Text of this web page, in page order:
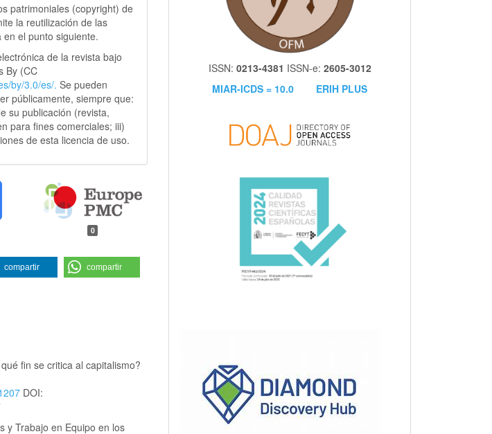
patrimoniales (copyright) de
la reutilización de las
el punto siguiente.
de la revista bajo
By (CC
by/3.0/es/.Se pueden
públicamente, siempre que:
su publicación (revista,
para fines comerciales; iii)
de esta licencia de uso.
0
compartir compartir
fin se critica al capitalismo?
DOI:
y Trabajo en Equipo en los
ISSN: 0213-4381 ISSN-e: 2605-3012
MIAR-ICDS = 10.0
ERIH PLUS